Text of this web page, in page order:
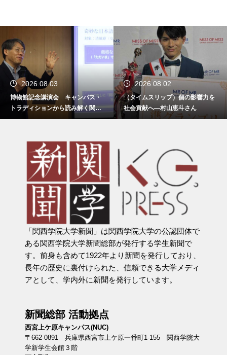
2026.08.03
博物館記念講演会 キャンパス・
トラディションから読み解く関西
学院
2026.08.02
（タイムスリップ）個の影響力を
社会貢献へ―村山恵斗さん
「関西学院大学新聞」は関西学院大学の公認団体で
ある関西学院大学新聞総部が発行する学生新聞で
す。前身も含めて1922年より新聞を発行しており、
長年の歴史に裏付けられた、信頼できる大学メディ
アとして、学内外に新聞を発行しています。
新聞総部 活動拠点
西宮上ケ原キャンパス(NUC)
〒662-0891 兵庫県西宮市上ケ原一番町1-155 関西学院大
学新学生会館３階